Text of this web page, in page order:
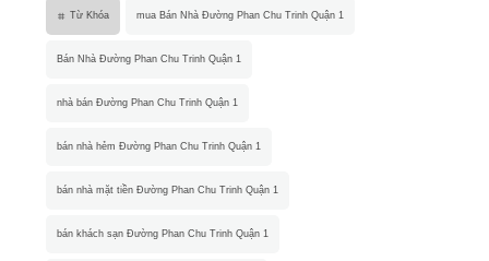
Từ Khóa mua Bán Nhà Đường Phan Chu Trinh Quận 1
Bán Nhà Đường Phan Chu Trinh Quận 1
nhà bán Đường Phan Chu Trinh Quận 1
bán nhà hẻm Đường Phan Chu Trinh Quận 1
bán nhà mặt tiền Đường Phan Chu Trinh Quận 1
bán khách sạn Đường Phan Chu Trinh Quận 1